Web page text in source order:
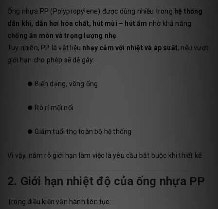
Ống nhựa PP (Polypropylene) được dùng nhiều trong hệ thống
dẫn khí, dẫn hơi hóa chất, hút mùi – hút ẩm nhờ khả năng
chống ăn mòn và trọng lượng nhẹ.
Tuy nhiên, PP là vật liệu nhạy cảm với nhiệt và áp suất, nếu vượt
giới hạn cho phép sẽ dễ gây:
⏺️ Biến dạng, võng ống
⏺️ Rò rỉ mối nối
⏺️ Giảm tuổi thọ toàn bộ hệ thống
Vì vậy, nắm rõ giới hạn làm việc là yêu cầu bắt buộc khi thiết kế.
2. Giới hạn nhiệt độ của ống nhựa PP
Trong điều kiện vận hành liên tục: